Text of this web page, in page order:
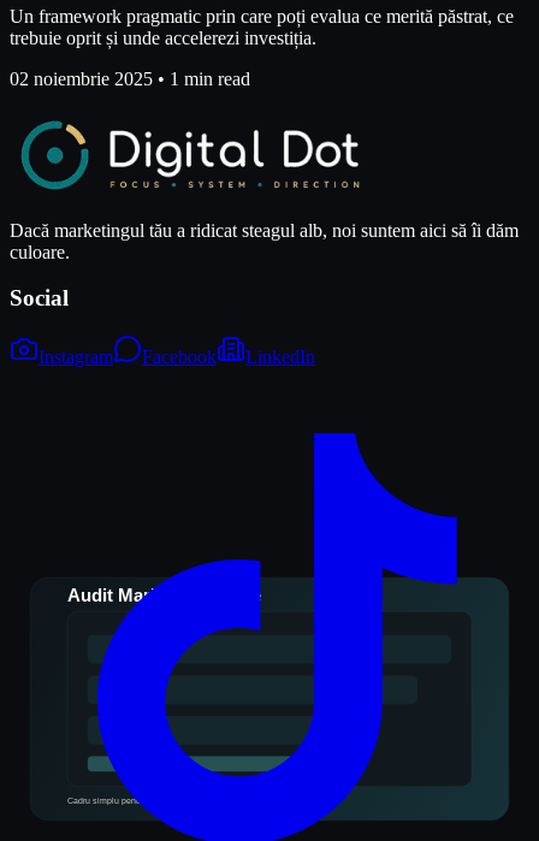
Un framework pragmatic prin care poți evalua ce merită păstrat, ce
trebuie oprit și unde accelerezi investiția.
02 noiembrie 2025 • 1 min read
Dacă marketingul tău a ridicat steagul alb, noi suntem aici să îi dăm
culoare.
Social
Instagram Facebook LinkedIn